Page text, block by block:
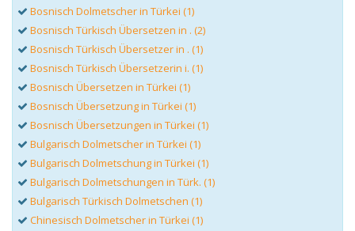
Bosnisch Dolmetscher in Türkei (1)
Bosnisch Türkisch Übersetzen in . (2)
Bosnisch Türkisch Übersetzer in . (1)
Bosnisch Türkisch Übersetzerin i. (1)
Bosnisch Übersetzen in Türkei (1)
Bosnisch Übersetzung in Türkei (1)
Bosnisch Übersetzungen in Türkei (1)
Bulgarisch Dolmetscher in Türkei (1)
Bulgarisch Dolmetschung in Türkei (1)
Bulgarisch Dolmetschungen in Türk. (1)
Bulgarisch Türkisch Dolmetschen (1)
Chinesisch Dolmetscher in Türkei (1)